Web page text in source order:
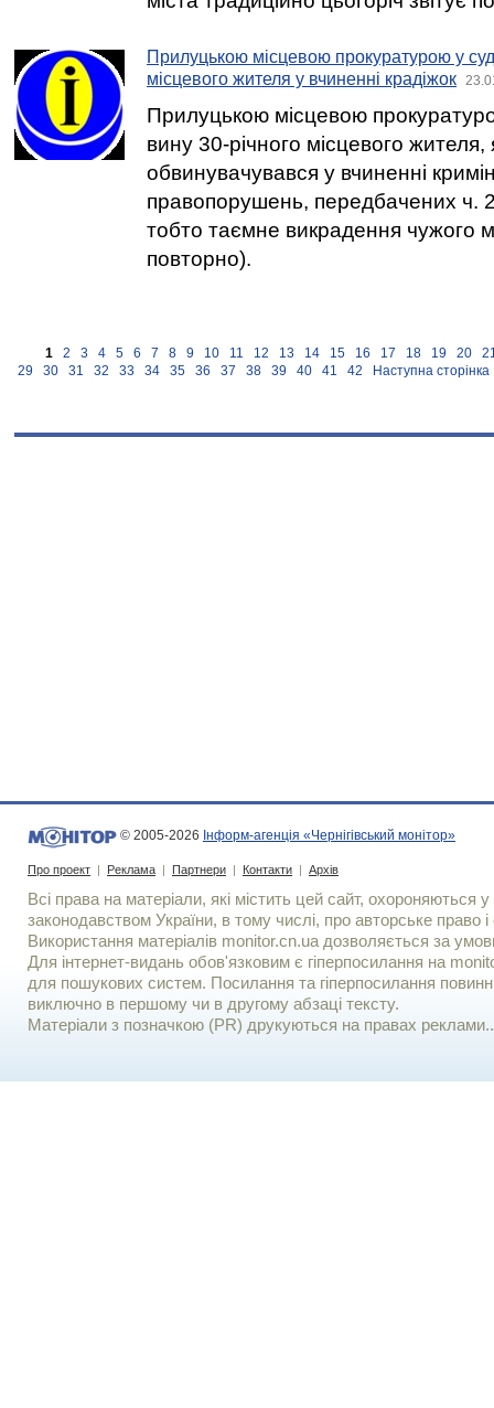
Прилуцькою місцевою прокуратурою у
місцевого жителя у вчиненні крадіжок
Прилуцькою місцевою
вину 30-річного місцевого жителя,
обвинувачувався у вчиненні
правопорушень, передбачених ч.
тобто таємне викрадення чужого
повторно).
1 2 3 4 5 6 7 8 9 10 11 12 13 14 15 16 17 18 19 20
29
30 31 32 33 34 35 36 37 38 39 40 41 42 Наступна сторінка
© 2005-2026 Інформ-агенція «Чернігівський монітор»
Про проект | Реклама | Партнери | Контакти | Архів
Всі права на матеріали, які містить цей сайт, охороняються у
законодавством України, в тому числі, про авторське право і
Використання матерiалiв monitor.cn.ua дозволяється за
Для iнтернет-видань обов'язковим є гiперпосилання на
для пошукових систем. Посилання та гіперпосилання
виключно в першому чи в другому абзаці тексту.
Матеріали з позначкою (PR) друкуються на правах реклами..